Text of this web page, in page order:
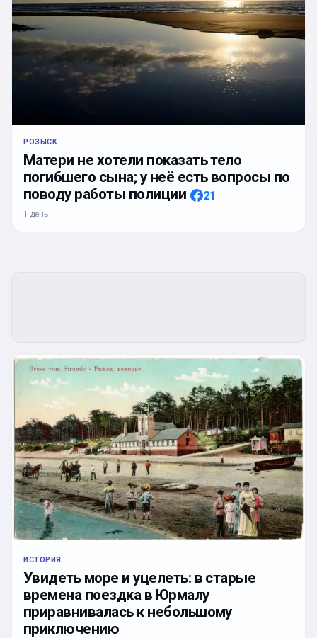
РОЗЫСК
Матери не хотели показать тело
погибшего сына; у неё есть вопросы по
поводу работы полиции
21
1 день
ИСТОРИЯ
Увидеть море и уцелеть: в старые
времена поездка в Юрмалу
приравнивалась к небольшому
приключению